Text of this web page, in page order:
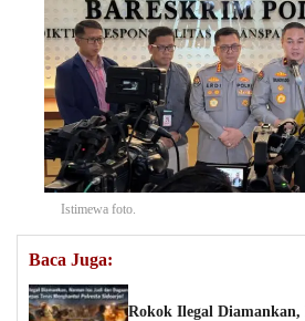
Istimewa foto.
Baca Juga:
Rokok Ilegal